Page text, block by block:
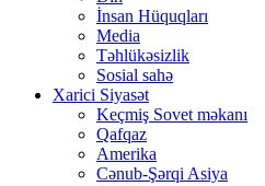
İnsan Hüquqları
Media
Təhlükəsizlik
Sosial sahə
Xarici Siyasət
Keçmiş Sovet məkanı
Qafqaz
Amerika
Cənub-Şərqi Asiya